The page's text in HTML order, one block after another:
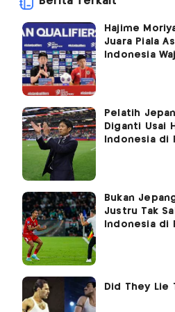
Hajime
Juara Piala
Indonesia
Pelatih
Diganti Usai
Indonesia di
Bukan
Justru Tak
Indonesia di